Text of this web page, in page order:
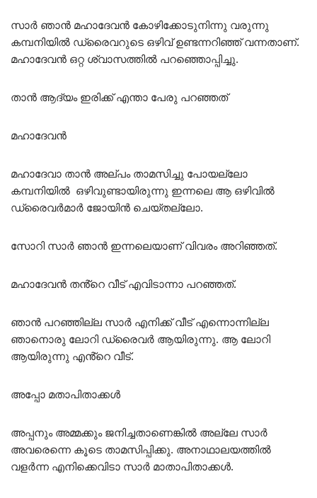
സാർ ഞാൻ മഹാദേവൻ കോഴിക്കോടുനിന്നു വരുന്നു
കമ്പനിയിൽ ഡ്രൈവറുടെ ഒഴിവ് ഉണ്ടന്നറിഞ്ഞ് വന്നതാണ്.
മഹാദേവൻ ഒറ്റ ശ്വാസത്തിൽ പറഞ്ഞൊപ്പിച്ചു.
താൻ ആദ്യം ഇരിക്ക് എന്താ പേരു പറഞ്ഞത്
മഹാദേവൻ
മഹാദേവാ താൻ അല്പം താമസിച്ചു പോയല്ലോ
കമ്പനിയിൽ ഒഴിവുണ്ടായിരുന്നു ഇന്നലെ ആ ഒഴിവിൽ
ഡ്രൈവർമാർ ജോയിൻ ചെയ്തല്ലോ.
സോറി സാർ ഞാൻ ഇന്നലെയാണ് വിവരം അറിഞ്ഞത്.
മഹാദേവൻ തൻ്റെ വീട് എവിടാന്നാ പറഞ്ഞത്.
ഞാൻ പറഞ്ഞില്ല സാർ എനിക്ക് വീട് എന്നൊന്നില്ല
ഞാനൊരു ലോറി ഡ്രൈവർ ആയിരുന്നു. ആ ലോറി
ആയിരുന്നു എൻ്റെ വീട്.
അപ്പോ മതാപിതാക്കൾ
അപ്പനും അമ്മക്കും ജനിച്ചതാണെങ്കിൽ അല്ലേ സാർ
അവരെന്നെ കൂടെ താമസിപ്പിക്കു. അനാഥാലയത്തിൽ
വളർന്ന എനിക്കെവിടാ സാർ മാതാപിതാക്കൾ.